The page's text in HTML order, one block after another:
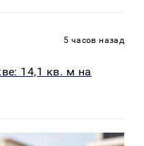
5 часов назад
14,1 кв. м на